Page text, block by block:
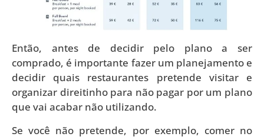
Então, antes de decidir pelo plano a ser
comprado, é importante fazer um planejamento e
decidir quais restaurantes pretende visitar e
organizar direitinho para não pagar por um plano
que vai acabar não utilizando.
Se você não pretende, por exemplo, comer no